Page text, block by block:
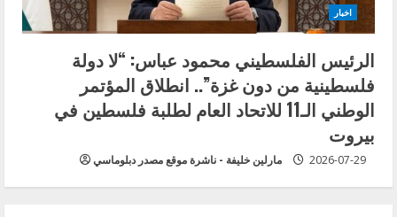
اخبار
الرئيس الفلسطيني محمود عباس: “لا دولة
فلسطينية من دون غزة”.. انطلاق المؤتمر
الوطني الـ11 للاتحاد العام لطلبة فلسطين في
بيروت
مارلين خليفة - ناشرة موقع مصدر دبلوماسي 2026-07-29